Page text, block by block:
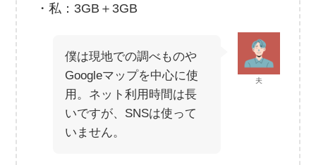
・私：3GB＋3GB
夫
僕は現地での調べものや
Googleマップを中心に使
用。ネット利用時間は長
いですが、SNSは使って
いません。